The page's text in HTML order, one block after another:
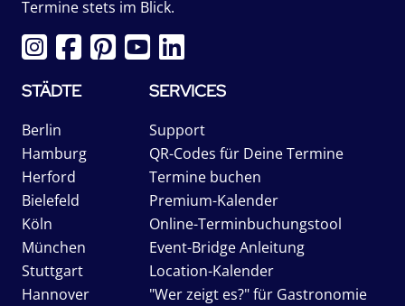
Termine stets im Blick.
STÄDTE
Berlin
Hamburg
Herford
Bielefeld
Köln
München
Stuttgart
Hannover
SERVICES
Support
QR-Codes für Deine Termine
Termine buchen
Premium-Kalender
Online-Terminbuchungstool
Event-Bridge Anleitung
Location-Kalender
"Wer zeigt es?" für Gastronomie